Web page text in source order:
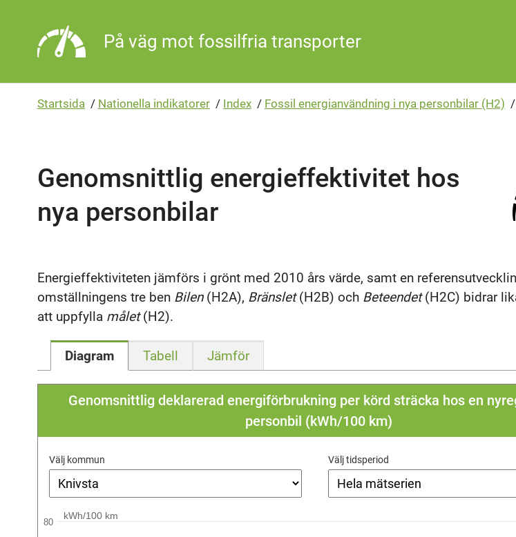
På väg mot fossilfria transporter
Startsida / Nationella indikatorer / Index / Fossil energianvändning i nya personbilar (H2) /
Genomsnittlig energieffektivitet hos
nya personbilar
Energieffektiviteten jämförs i grönt med 2010 års värde, samt en
omställningens tre ben Bilen(H2A), Bränslet(H2B) och Beteendet(H2C) bidrar
att uppfylla målet(H2).
Diagram Tabell Jämför
Genomsnittlig deklarerad energiförbrukning per körd sträcka hos en
personbil (kWh/100 km)
Välj kommun Välj tidsperiod
kWh/100 km
80